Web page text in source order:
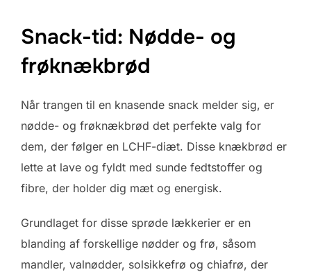
Snack-tid: Nødde- og
frøknækbrød
Når trangen til en knasende snack melder sig, er
nødde- og frøknækbrød det perfekte valg for
dem, der følger en LCHF-diæt. Disse knækbrød er
lette at lave og fyldt med sunde fedtstoffer og
fibre, der holder dig mæt og energisk.
Grundlaget for disse sprøde lækkerier er en
blanding af forskellige nødder og frø, såsom
mandler, valnødder, solsikkefrø og chiafrø, der